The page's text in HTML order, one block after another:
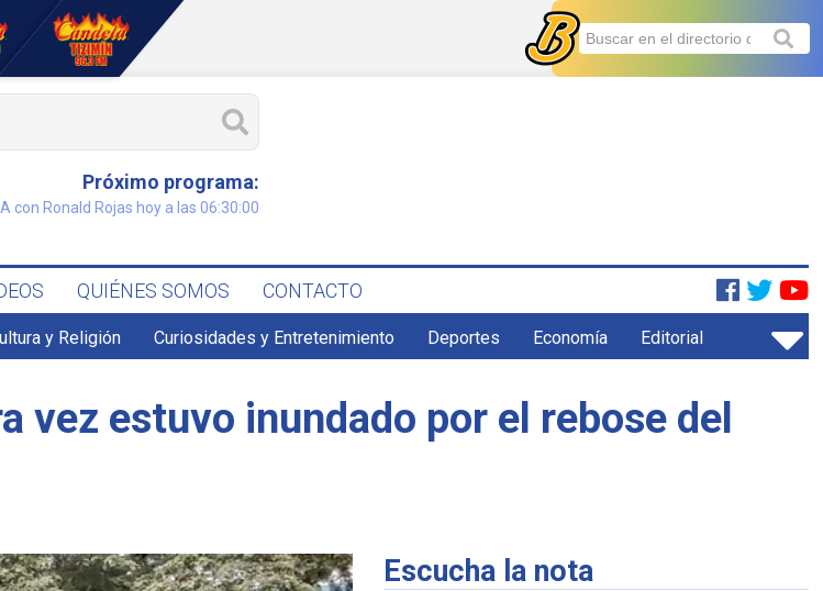
Próximo programa:
con Ronald Rojas hoy a las 06:30:00
QUIÉNES SOMOS CONTACTO
y Religión Curiosidades y Entretenimiento Deportes Economía Editorial
vez estuvo inundado por el rebose del
Escucha la nota